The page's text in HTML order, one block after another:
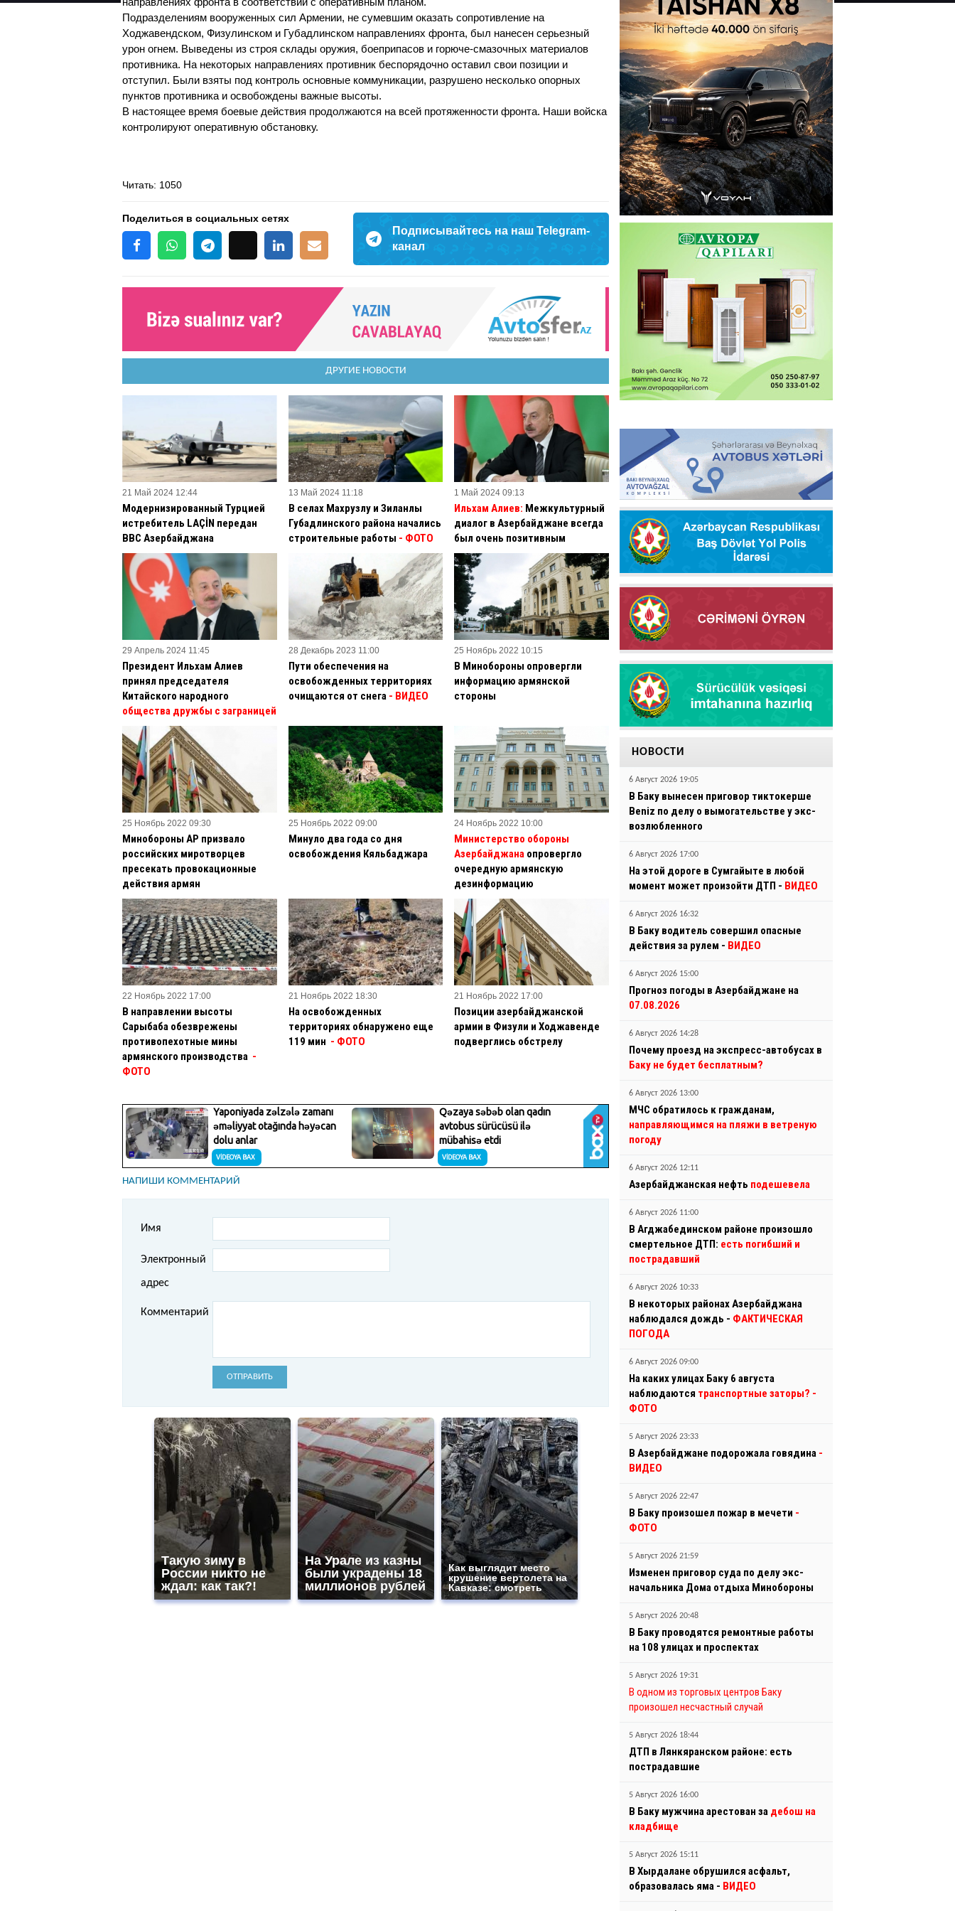
Подразделениям вооруженных сил Армении, не сумевшим оказать сопротивление на
Ходжавендском, Физулинском и Губадлинском направлениях фронта, был нанесен серьезный
урон огнем. Выведены из строя склады оружия, боеприпасов и горюче-смазочных материалов
противника. На некоторых направлениях противник беспорядочно оставил свои позиции и
отступил. Были взяты под контроль основные коммуникации, разрушено несколько опорных
пунктов противника и освобождены важные высоты.
В настоящее время боевые действия продолжаются на всей протяженности фронта. Наши войска
контролируют оперативную обстановку.
Читать: 1050
Поделиться в социальных сетях
Подписывайтесь на наш Telegram-
канал
ДРУГИЕ НОВОСТИ
21 Май 2024 12:44
Модернизированный Турцией
истребитель LAÇİN передан
ВВС Азербайджана
13 Май 2024 11:18
В селах Махрузлу и Зиланлы
Губадлинского района начались
строительные работы - ФОТО
1 Май 2024 09:13
Ильхам Алиев: Межкультурный
диалог в Азербайджане всегда
был очень позитивным
29 Апрель 2024 11:45
Президент Ильхам Алиев
принял председателя
Китайского народного
общества дружбы с заграницей
28 Декабрь 2023 11:00
Пути обеспечения на
освобожденных территориях
очищаются от снега - ВИДЕО
25 Ноябрь 2022 10:15
В Минобороны опровергли
информацию армянской
стороны
25 Ноябрь 2022 09:30
Минобороны АР призвало
российских миротворцев
пресекать провокационные
действия армян
25 Ноябрь 2022 09:00
Минуло два года со дня
освобождения Кяльбаджара
24 Ноябрь 2022 10:00
Министерство обороны
Азербайджана опровергло
очередную армянскую
дезинформацию
22 Ноябрь 2022 17:00
В направлении высоты
Сарыбаба обезврежены
противопехотные мины
армянского производства -
ФОТО
21 Ноябрь 2022 18:30
На освобожденных
территориях обнаружено еще
119 мин - ФОТО
21 Ноябрь 2022 17:00
Позиции азербайджанской
армии в Физули и Ходжавенде
подверглись обстрелу
НАПИШИ КОММЕНТАРИЙ
Имя
Электронный
адрес
Комментарий
ОТПРАВИТЬ
Такую зиму в
России никто не
ждал: как так?!
На Урале из казны
были украдены 18
миллионов рублей
Как выглядит место
крушение вертолета на
Кавказе: смотреть
НОВОСТИ
6 Август 2026 19:05
В Баку вынесен приговор тиктокерше
Beniz по делу о вымогательстве у экс-
возлюбленного
6 Август 2026 17:00
На этой дороге в Сумгайыте в любой
момент может произойти ДТП - ВИДЕО
6 Август 2026 16:32
В Баку водитель совершил опасные
действия за рулем - ВИДЕО
6 Август 2026 15:00
Прогноз погоды в Азербайджане на
07.08.2026
6 Август 2026 14:28
Почему проезд на экспресс-автобусах в
Баку не будет бесплатным?
6 Август 2026 13:00
МЧС обратилось к гражданам,
направляющимся на пляжи в ветреную
погоду
6 Август 2026 12:11
Азербайджанская нефть подешевела
6 Август 2026 11:00
В Агджабединском районе произошло
смертельное ДТП: есть погибший и
пострадавший
6 Август 2026 10:33
В некоторых районах Азербайджана
наблюдался дождь - ФАКТИЧЕСКАЯ
ПОГОДА
6 Август 2026 09:00
На каких улицах Баку 6 августа
наблюдаются транспортные заторы? -
ФОТО
5 Август 2026 23:33
В Азербайджане подорожала говядина -
ВИДЕО
5 Август 2026 22:47
В Баку произошел пожар в мечети -
ФОТО
5 Август 2026 21:59
Изменен приговор суда по делу экс-
начальника Дома отдыха Минобороны
5 Август 2026 20:48
В Баку проводятся ремонтные работы
на 108 улицах и проспектах
5 Август 2026 19:31
В одном из торговых центров Баку
произошел несчастный случай
5 Август 2026 18:44
ДТП в Лянкяранском районе: есть
пострадавшие
5 Август 2026 16:00
В Баку мужчина арестован за дебош на
кладбище
5 Август 2026 15:11
В Хырдалане обрушился асфальт,
образовалась яма - ВИДЕО